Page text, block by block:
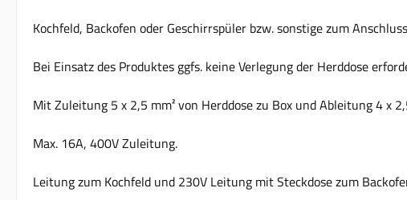
Kochfeld, Backofen oder Geschirrspüler bzw. sonstige zum
Bei Einsatz des Produktes ggfs. keine Verlegung der Herddose
Mit Zuleitung 5 x 2,5 mm² von Herddose zu Box und Ableitung 4 x
Max. 16A, 400V Zuleitung.
Leitung zum Kochfeld und 230V Leitung mit Steckdose zum